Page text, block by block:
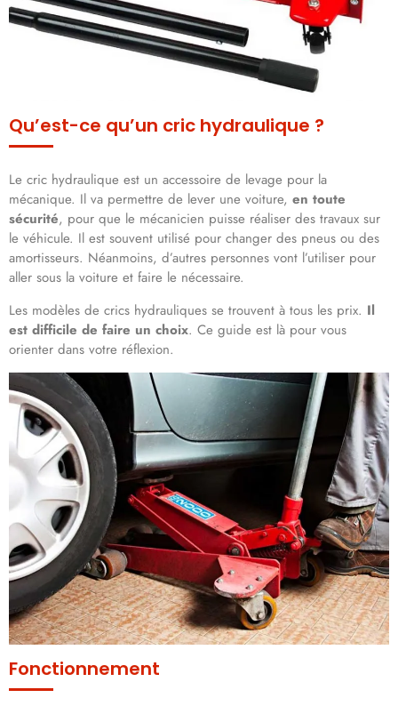
Qu’est-ce qu’un cric hydraulique ?
Le cric hydraulique est un accessoire de levage pour la
mécanique. Il va permettre de lever une voiture, en toute
sécurité, pour que le mécanicien puisse réaliser des travaux sur
le véhicule. Il est souvent utilisé pour changer des pneus ou des
amortisseurs. Néanmoins, d’autres personnes vont l’utiliser pour
aller sous la voiture et faire le nécessaire.
Les modèles de crics hydrauliques se trouvent à tous les prix. Il
est difficile de faire un choix. Ce guide est là pour vous
orienter dans votre réflexion.
Fonctionnement